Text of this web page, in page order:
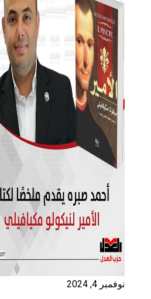
نوفمبر 4, 2024